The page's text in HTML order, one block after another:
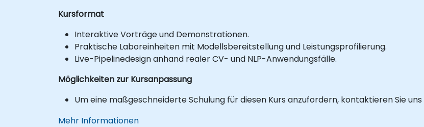
Kursformat
Interaktive Vorträge und Demonstrationen.
Praktische Laboreinheiten mit Modellsbereitstellung und Leistungsprofilierung.
Live-Pipelinedesign anhand realer CV- und NLP-Anwendungsfälle.
Möglichkeiten zur Kursanpassung
Um eine maßgeschneiderte Schulung für diesen Kurs anzufordern, kontaktieren Sie
Mehr Informationen